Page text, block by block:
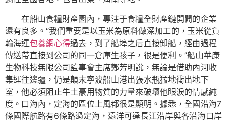
在船山食糧財產園內，專注于食糧全財產鏈開闢的企業
還有良多。“我們重要是以玉米為原料做深加工的，玉米從貨
輪海運包養網心得過去，到了船埠之后直接卸船，經由過程
傳送帶直接到公司的同一倉庫生孩子，很是便利。”船山華康
生物科技無限公司監事會主席鄭芳明說，無論是借助內河收
集運往邊疆，仍是顛末寧波船山港出張水瓶猛地衝出地下
室，他必須阻止牛土豪用物質的力量來破壞他眼淚的情感純
度。口海內，定海的區位上風都很是顯明。據悉，全國沿海7
條國際航路有6條路過定海，遠洋可達長江沿岸與各沿海口岸